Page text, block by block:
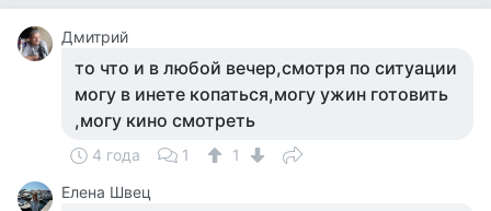
Дмитрий
то что и в любой вечер,смотря по ситуации
могу в инете копаться,могу ужин готовить
,могу кино смотреть
4 года 1
1
Елена Швец